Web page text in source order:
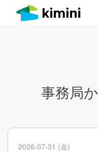
事務局
2026-07-31 (金)